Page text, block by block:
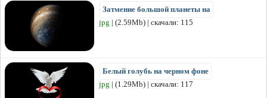
Затмение большой планеты на
jpg | (2.59Mb) | скачали: 115
Белый голубь на черном фоне
jpg | (1.29Mb) | скачали: 117